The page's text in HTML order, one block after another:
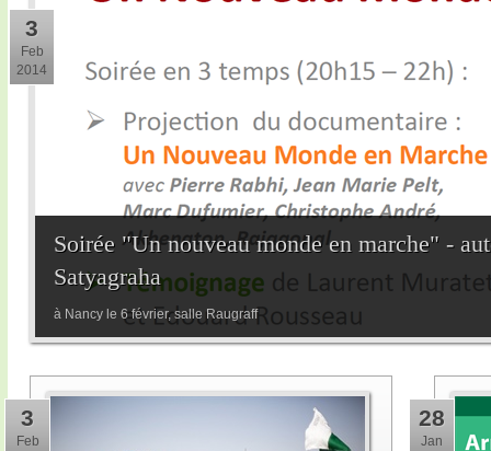
Soirée "Un nouveau monde en marche" -
Satyagraha
à Nancy le 6 février, salle Raugraff
3
Feb
2014
3
Feb
28
Jan